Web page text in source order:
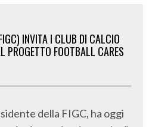
INVITA I CLUB DI CALCIO
PROGETTO FOOTBALL CARES
della FIGC, ha oggi